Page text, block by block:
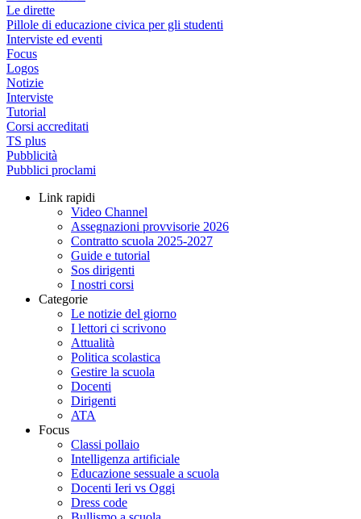
Le dirette
Pillole di educazione civica per gli studenti
Interviste ed eventi
Focus
Logos
Notizie
Interviste
Tutorial
Corsi accreditati
TS plus
Pubblicità
Pubblici proclami
Link rapidi
Video Channel
Assegnazioni provvisorie 2026
Contratto scuola 2025-2027
Guide e tutorial
Sos dirigenti
I nostri corsi
Categorie
Le notizie del giorno
I lettori ci scrivono
Attualità
Politica scolastica
Gestire la scuola
Docenti
Dirigenti
ATA
Focus
Classi pollaio
Intelligenza artificiale
Educazione sessuale a scuola
Docenti Ieri vs Oggi
Dress code